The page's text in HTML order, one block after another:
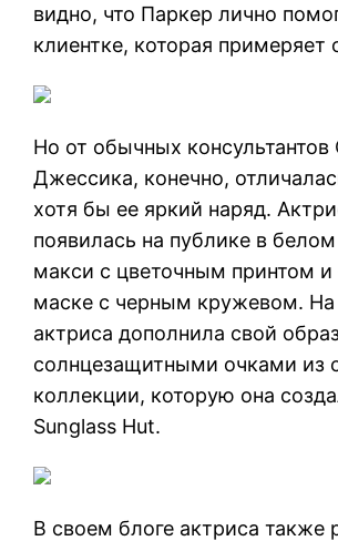
видно, что Паркер лично
клиентке, которая примеряет
Но от обычных консультантов
Джессика, конечно,
хотя бы ее яркий наряд.
появилась на публике в
макси с цветочным принтом
маске с черным кружевом. На
актриса дополнила свой образ
солнцезащитными очками из
коллекции, которую она
Sunglass Hut.
В своем блоге актриса также